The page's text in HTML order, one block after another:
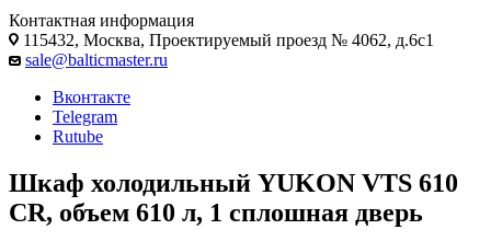
Контактная информация
115432, Москва, Проектируемый проезд № 4062, д.6с1
sale@balticmaster.ru
Вконтакте
Telegram
Rutube
Шкаф холодильный YUKON VTS 610
CR, объем 610 л, 1 сплошная дверь